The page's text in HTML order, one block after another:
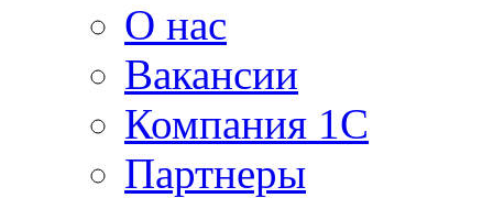
О нас
Вакансии
Компания 1С
Партнеры